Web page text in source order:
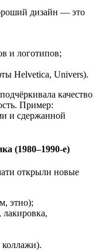
дизайн — это
и логотипов;
Helvetica, Univers).
качество
Пример:
и сдержанной
(1980–1990‑е)
открыли новые
этно);
коллажи).